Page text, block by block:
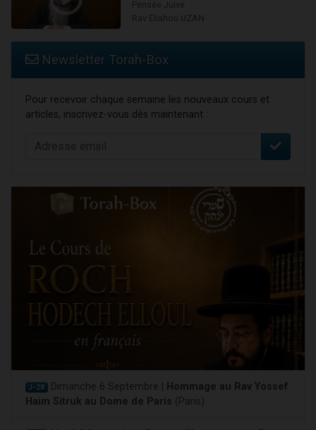
Newsletter Torah-Box
Pour recevoir chaque semaine les nouveaux cours et
articles, inscrivez-vous dès maintenant :
J-28 Dimanche 6 Septembre |
Hommage au Rav Yossef
Haim Sitruk au Dome de Paris (Paris)